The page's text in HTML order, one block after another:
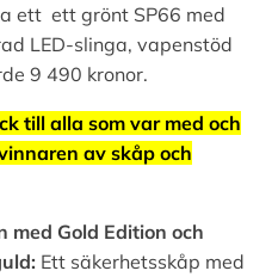
ett ett grönt SP66 med
LED-slinga, vapenstöd
9 490 kronor.
till alla som var med och
av skåp och
med Gold Edition och
Ett säkerhetsskåp med